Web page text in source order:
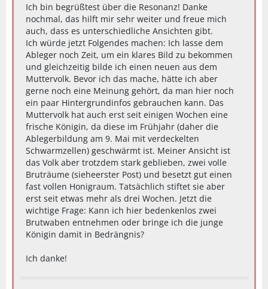
Ich bin begrüßtest über die Resonanz! Danke
nochmal, das hilft mir sehr weiter und freue mich
auch, dass es unterschiedliche Ansichten gibt.
Ich würde jetzt Folgendes machen: Ich lasse dem
Ableger noch Zeit, um ein klares Bild zu bekommen
und gleichzeitig bilde ich einen neuen aus dem
Muttervolk. Bevor ich das mache, hätte ich aber
gerne noch eine Meinung gehört, da man hier noch
ein paar Hintergrundinfos gebrauchen kann. Das
Muttervolk hat auch erst seit einigen Wochen eine
frische Königin, da diese im Frühjahr (daher die
Ablegerbildung am 9. Mai mit verdeckelten
Schwarmzellen) geschwärmt ist. Meiner Ansicht ist
das Volk aber trotzdem stark geblieben, zwei volle
Bruträume (sieheerster Post) und besetzt gut einen
fast vollen Honigraum. Tatsächlich stiftet sie aber
erst seit etwas mehr als drei Wochen. Jetzt die
wichtige Frage: Kann ich hier bedenkenlos zwei
Brutwaben entnehmen oder bringe ich die junge
Königin damit in Bedrängnis?
Ich danke!